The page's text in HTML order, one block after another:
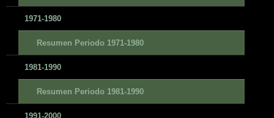
1971-1980
Resumen Periodo 1971-1980
1981-1990
Resumen Periodo 1981-1990
1991-2000